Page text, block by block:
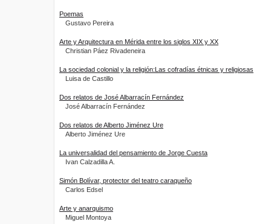
Poemas
Gustavo Pereira
Arte y Arquitectura en Mérida entre los siglos XIX y XX
Christian Páez Rivadeneira
La sociedad colonial y la religión:Las cofradías étnicas y religiosas
Luisa de Castillo
Dos relatos de José Albarracín Fernández
José Albarracín Fernández
Dos relatos de Alberto Jiménez Ure
Alberto Jiménez Ure
La universalidad del pensamiento de Jorge Cuesta
Ivan Calzadilla A.
Simón Bolívar, protector del teatro caraqueño
Carlos Edsel
Arte y anarquismo
Miguel Montoya